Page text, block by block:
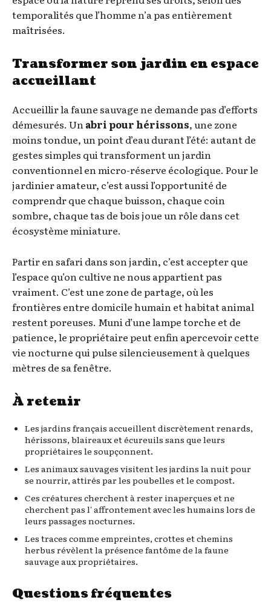
temporalités que l’homme n’a pas entièrement
maîtrisées.
Transformer son jardin en espace
accueillant
Accueillir la faune sauvage ne demande pas d’efforts
démesurés. Unabri pour hérissons, une zone
moins tondue, un point d’eau durant l’été: autant de
gestes simples qui transforment un jardin
conventionnel en micro-réserve écologique. Pour le
jardinier amateur, c’est aussi l’opportunité de
comprendr que chaque buisson, chaque coin
sombre, chaque tas de bois joue un rôle dans cet
écosystème miniature.
Partir en safari dans son jardin, c’est accepter que
l’espace qu’on cultive ne nous appartient pas
vraiment. C’est une zone de partage, où les
frontières entre domicile humain et habitat animal
restent poreuses. Muni d’une lampe torche et de
patience, le propriétaire peut enfin apercevoir cette
vie nocturne qui pulse silencieusement à quelques
mètres de sa fenêtre.
À retenir
Les jardins français accueillent discrètement renards,
hérissons, blaireaux et écureuils sans que leurs
propriétaires le soupçonnent.
Les animaux sauvages visitent les jardins la nuit pour
se nourrir, attirés par les poubelles et le compost.
Ces créatures cherchent à rester inaperçues et ne
cherchent pas l' affrontement avec les humains lors de
leurs passages nocturnes.
Les traces comme empreintes, crottes et chemins
herbus révèlent la présence fantôme de la faune
sauvage aux propriétaires.
Questions fréquentes